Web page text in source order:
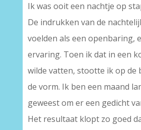
Ik was ooit een nachtje op
De indrukken van de
voelden als een openbaring,
ervaring. Toen ik dat in een
wilde vatten, stootte ik op de
de vorm. Ik ben een maand
geweest om er een gedicht
Het resultaat klopt zo goed